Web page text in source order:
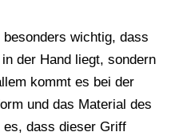
besonders wichtig, dass
der Hand liegt, sondern
kommt es bei der
und das Material des
dass dieser Griff